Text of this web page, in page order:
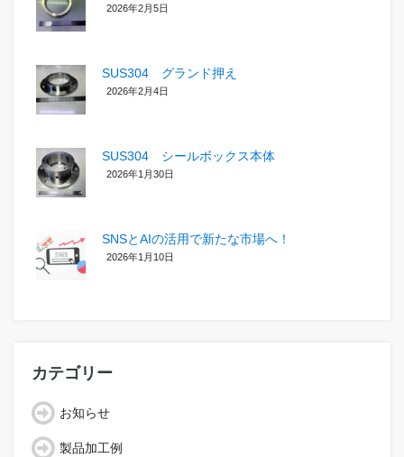
2026年2月5日
SUS304 グランド押え
2026年2月4日
SUS304 シールボックス本体
2026年1月30日
SNSとAIの活用で新たな市場へ！
2026年1月10日
カテゴリー
お知らせ
製品加工例